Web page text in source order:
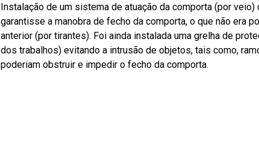
Instalação de um sistema de atuação da comporta (por
garantisse a manobra de fecho da comporta, o que não era
anterior (por tirantes). Foi ainda instalada uma grelha de
dos trabalhos) evitando a intrusão de objetos, tais como,
poderiam obstruir e impedir o fecho da comporta.